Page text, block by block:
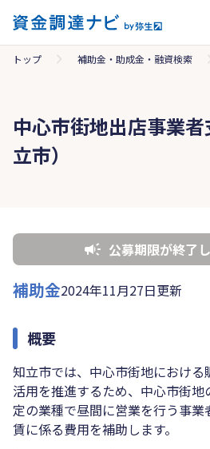
トップ 補助金・助成金・融資検索
中心市街地出店事業
立市）
公募期限が終了
補助金2024年11月27日更新
概要
知立市では、中心市街地におけ
活用を推進するため、中心市街
定の業種で昼間に営業を行う事
賃に係る費用を補助します。